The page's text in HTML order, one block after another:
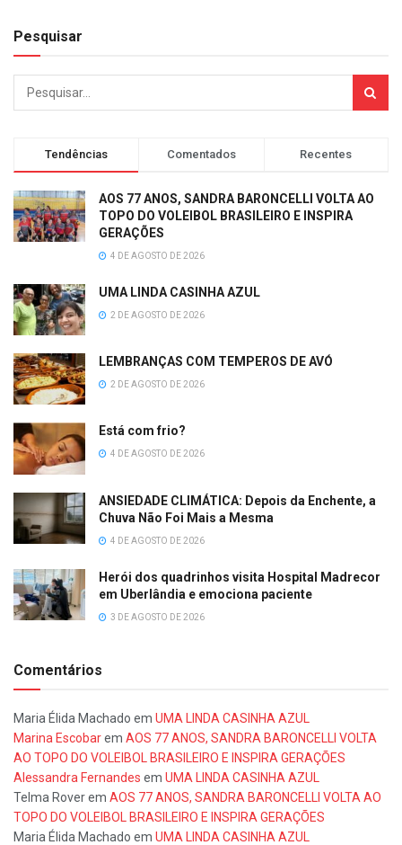
Pesquisar
Tendências Comentados Recentes
AOS 77 ANOS, SANDRA BARONCELLI VOLTA AO
TOPO DO VOLEIBOL BRASILEIRO E INSPIRA
GERAÇÕES
4 DE AGOSTO DE 2026
UMA LINDA CASINHA AZUL
2 DE AGOSTO DE 2026
LEMBRANÇAS COM TEMPEROS DE AVÓ
2 DE AGOSTO DE 2026
Está com frio?
4 DE AGOSTO DE 2026
ANSIEDADE CLIMÁTICA: Depois da Enchente, a
Chuva Não Foi Mais a Mesma
4 DE AGOSTO DE 2026
Herói dos quadrinhos visita Hospital Madrecor
em Uberlândia e emociona paciente
3 DE AGOSTO DE 2026
Comentários
Maria Élida Machado em UMA LINDA CASINHA AZUL
Marina Escobarem AOS 77 ANOS, SANDRA BARONCELLI VOLTA
AO TOPO DO VOLEIBOL BRASILEIRO E INSPIRA GERAÇÕES
Alessandra Fernandes em UMA LINDA CASINHA AZUL
Telma Roverem AOS 77 ANOS, SANDRA BARONCELLI VOLTA AO
TOPO DO VOLEIBOL BRASILEIRO E INSPIRA GERAÇÕES
Maria Élida Machado em UMA LINDA CASINHA AZUL